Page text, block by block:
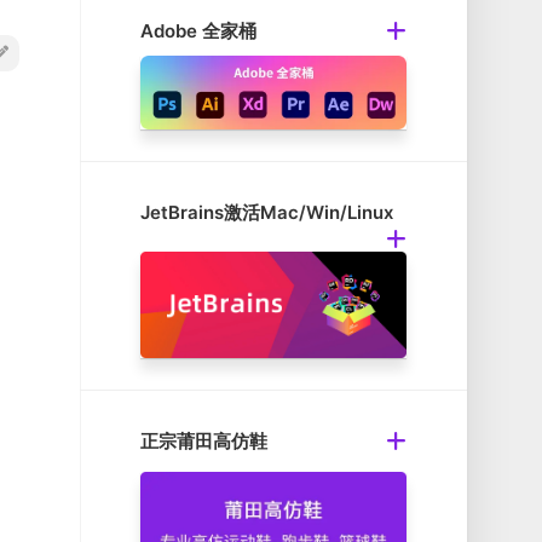
Adobe 全家桶
JetBrains激活Mac/Win/Linux
正宗莆田高仿鞋